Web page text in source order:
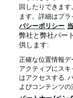
プライバシー
利用条件
当サイトにつ
回したりできま
ます。詳細はプラ
バシーポリシー
弊社と弊社パー
供します:
正確な位置情報
アクティブにス
はアクセスする.
よびコンテンツ